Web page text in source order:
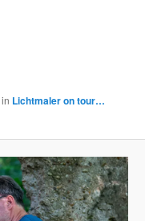
in Lichtmaler on tour…